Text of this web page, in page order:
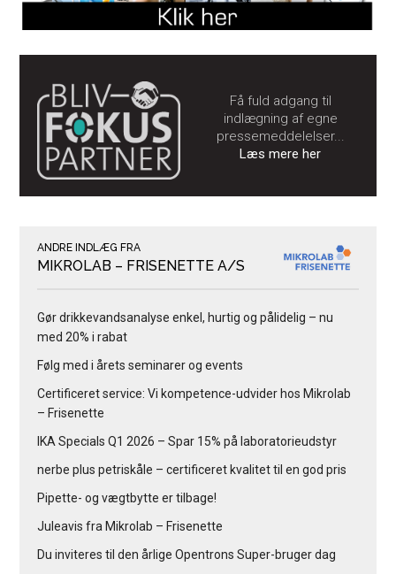
Få fuld adgang til
indlægning af egne
pressemeddelelser...
Læs mere her
ANDRE INDLÆG FRA
MIKROLAB – FRISENETTE A/S
Gør drikkevandsanalyse enkel, hurtig og pålidelig – nu
med 20% i rabat
Følg med i årets seminarer og events
Certificeret service: Vi kompetence-udvider hos Mikrolab
– Frisenette
IKA Specials Q1 2026 – Spar 15% på laboratorieudstyr
nerbe plus petriskåle – certificeret kvalitet til en god pris
Pipette- og vægtbytte er tilbage!
Juleavis fra Mikrolab – Frisenette
Du inviteres til den årlige Opentrons Super-bruger dag